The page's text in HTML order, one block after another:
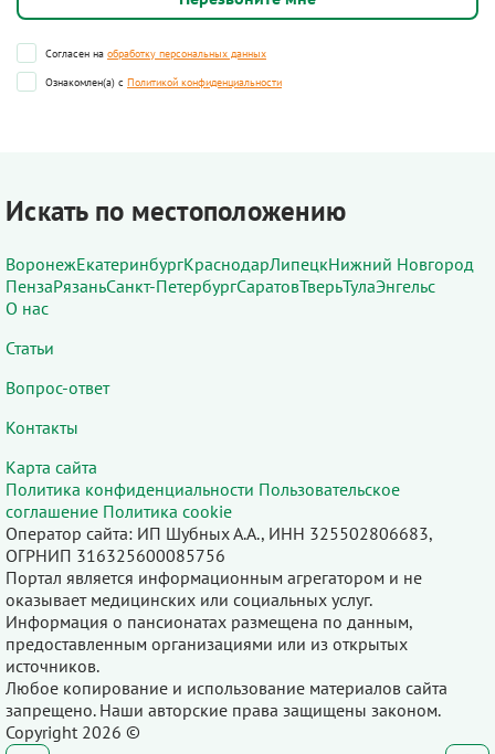
Согласен на обработку персональных данных
Ознакомлен(а) с Политикой конфиденциальности
Искать по местоположению
ВоронежЕкатеринбургКраснодарЛипецкНижний Новгород
ПензаРязаньСанкт-ПетербургСаратовТверьТулаЭнгельс
О нас
Статьи
Вопрос-ответ
Контакты
Карта сайта
Политика конфиденциальности Пользовательское
соглашение Политика cookie
Оператор сайта: ИП Шубных А.А., ИНН 325502806683,
ОГРНИП 316325600085756
Портал является информационным агрегатором и не
оказывает медицинских или социальных услуг.
Информация о пансионатах размещена по данным,
предоставленным организациями или из открытых
источников.
Любое копирование и использование материалов сайта
запрещено. Наши авторские права защищены законом.
Copyright 2026 ©